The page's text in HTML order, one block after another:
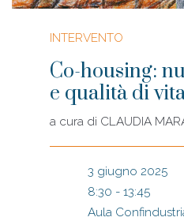
INTERVENTO
Co-housing:
e qualità di
a cura di CLAUDIA
3 giugno 2025
8:30 - 13:45
Aula